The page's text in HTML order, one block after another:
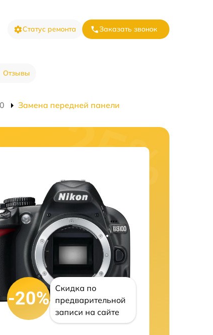
Статус ремонта Заказать звонок
Отзывы
Замена передней панели
-20%
Скидка по
предварительной
записи на сайте